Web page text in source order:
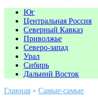
Юг
Центральная Россия
Северный Кавказ
Приволжье
Северо-запад
Урал
Сибирь
Дальний Восток
Главная » Самые-самые